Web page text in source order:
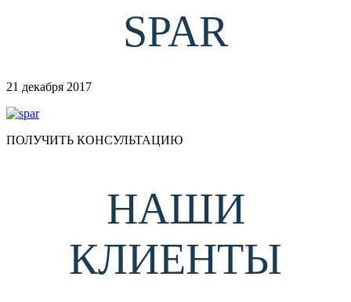
SPAR
21 декабря 2017
ПОЛУЧИТЬ КОНСУЛЬТАЦИЮ
НАШИ
КЛИЕНТЫ